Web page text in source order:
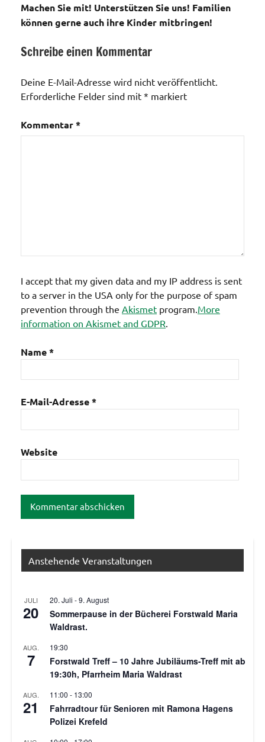
Machen Sie mit! Unterstützen Sie uns! Familien
können gerneauch ihre Kinder mitbringen!
im
Schreibe einen Kommentar
Deine E-Mail-Adresse wird nicht veröffentlicht.
Erforderliche Felder sind mit * markiert
Kommentar*
I accept that my given data and my IP address is sent
to a server in the USA only for the purpose of spam
prevention through the Akismet program. More
information on Akismet and GDPR
Name*
E-Mail-Adresse*
Website
Anstehende Veranstaltungen
JULI
20
20. Juli -9. August
Sommerpause in der Bücherei Forstwald Maria
Waldrast.
AUG.
7
19:30
Forstwald Treff – 10 Jahre Jubiläums-Treff mit ab
19:30h, Pfarrheim Maria Waldrast
AUG.
21
11:00 - 13:00
Fahrradtour für Senioren mit Ramona Hagens
Polizei Krefeld